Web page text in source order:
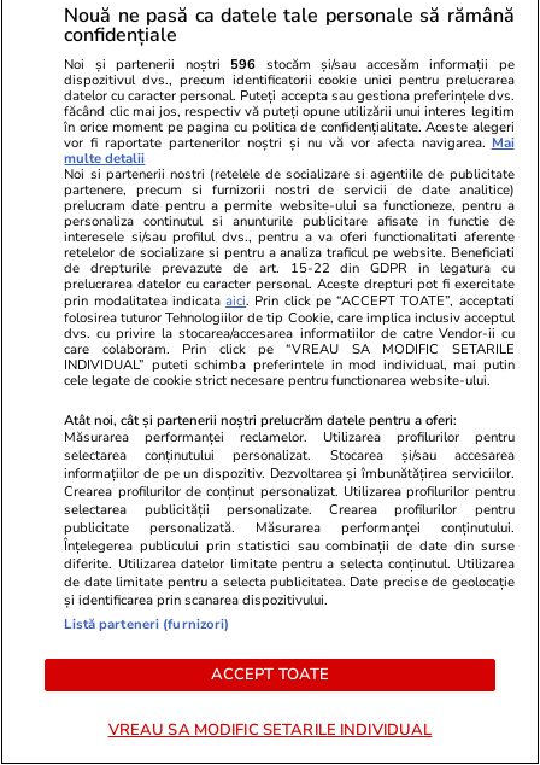
GSP.RO
Omul din umbră din echipa „Zeiței
de la Montreal”: „Nota 10?
Meritul Nadiei 80%. De ce nu
vorbește Comăneci despre
barbariile lui Karolyi
Situație
are unde
Constantin
primit un
Dinamo”
PARTENERI
Libertateapentrufemei.ro
Doliu la TV! Anunțul tragic al
dimineții a venit acum și frânge
inimi! A murit subit
prezentatoarea TV care ani de
zile ne-a adus știri de pe Litoral
Avantaje.ro
urmează
specialiști!
fiecare zi și
acestui stil
Nouă ne pasă ca datele tale personale să rămână
confidențiale
Noi și partenerii noștri 596 stocăm și/sau accesăm informații pe
dispozitivul dvs., precum identificatorii cookie unici pentru prelucrarea
datelor cu caracter personal. Puteți accepta sau gestiona preferințele dvs.
făcând clic mai jos, respectiv vă puteți opune utilizării unui interes legitim
în orice moment pe pagina cu politica de confidențialitate. Aceste alegeri
vor fi raportate partenerilor noștri și nu vă vor afecta navigarea. Mai
multe detalii
Noi si partenerii nostri (retelele de socializare si agentiile de publicitate
partenere, precum si furnizorii nostri de servicii de date analitice)
prelucram date pentru a permite website-ului sa functioneze, pentru a
personaliza continutul si anunturile publicitare afisate in functie de
interesele si/sau profilul dvs., pentru a va oferi functionalitati aferente
retelelor de socializare si pentru a analiza traficul pe website. Beneficiati
de drepturile prevazute de art. 15-22 din GDPR in legatura cu
prelucrarea datelor cu caracter personal. Aceste drepturi pot fi exercitate
prin modalitatea indicataaici. Prin click pe “ACCEPT TOATE”, acceptati
folosirea tuturor Tehnologiilor de tip Cookie, care implica inclusiv acceptul
dvs. cu privire la stocarea/accesarea informatiilor de catre Vendor-ii cu
care colaboram. Prin click pe “VREAU SA MODIFIC SETARILE
INDIVIDUAL” puteti schimba preferintele in mod individual, mai putin
cele legate de cookie strict necesare pentru functionarea website-ului.
Atât noi, cât și partenerii noștri prelucrăm datele pentru a oferi:
Măsurarea performanței reclamelor. Utilizarea profilurilor pentru
selectarea conținutului personalizat. Stocarea și/sau accesarea
informațiilor de pe un dispozitiv. Dezvoltarea și îmbunătățirea serviciilor.
Crearea profilurilor de conținut personalizat. Utilizarea profilurilor pentru
selectarea publicității personalizate. Crearea profilurilor pentru
publicitate personalizată. Măsurarea performanței conținutului.
Înțelegerea publicului prin statistici sau combinații de date din surse
diferite. Utilizarea datelor limitate pentru a selecta conținutul. Utilizarea
de date limitate pentru a selecta publicitatea. Date precise de geolocație
și identificarea prin scanarea dispozitivului.
Listă parteneri (furnizori)
ACCEPT TOATE
VREAU SA MODIFIC SETARILE INDIVIDUAL